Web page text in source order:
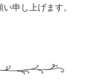
申し上げます。